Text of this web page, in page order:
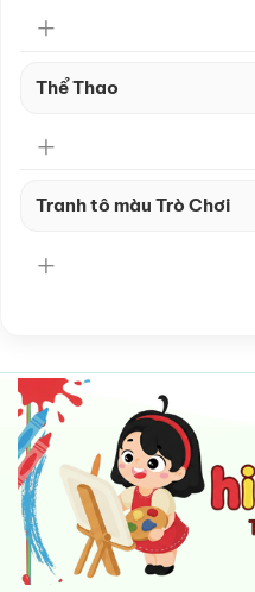
Thể Thao
Tranh tô màu Trò Chơi